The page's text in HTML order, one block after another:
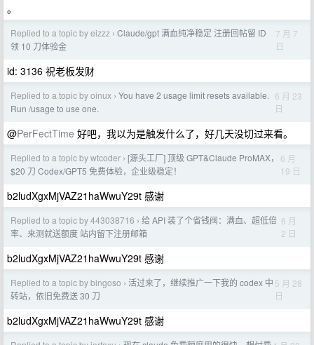
。
Replied to a topic by eizzz › Claude/gpt 满血纯净稳定 注册回帖留 ID
领 10 刀体验金
7 月 7
日
id: 3136 祝老板发财
Replied to a topic by oinux › You have 2 usage limit resets available.
Run /usage to use one.
6 月 23
日
@PerFectTime 好吧，我以为是触发什么了，好几天没切过来看。
Replied to a topic by wtcoder › [源头工厂] 顶级 GPT&Claude ProMAX，
$20 刀 Codex/GPT5 免费体验，企业级稳定！
6 月
19 日
b2ludXgxMjVAZ21haWwuY29t 感谢
Replied to a topic by 443038716 › 给 API 装了个省钱阀：满血、超低倍
率、来测就送额度 站内留下注册邮箱
6 月
2 日
b2ludXgxMjVAZ21haWwuY29t 感谢
Replied to a topic by bingoso › 活过来了，继续推广一下我的 codex 中
转站，依旧免费送 30 刀
5 月 28
日
b2ludXgxMjVAZ21haWwuY29t 感谢